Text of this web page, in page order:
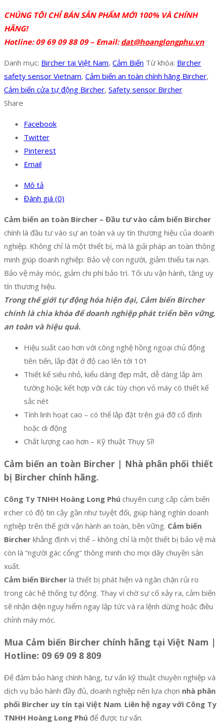
CHÚNG TÔI CHỈ BÁN SẢN PHẨM MỚI 100% VÀ CHÍNH
HÃNG!
Hotline: 09 69 09 88 09 – Email:dat@hoanglongphu.vn
Danh mục: Bircher tại Việt Nam, Cảm Biến Từ khóa: Bircher
safety sensor Vietnam, Cảm biến an toàn chính hãng Bircher,
Cảm biến cửa tự động Bircher, Safety sensor Bircher
Share
Facebook
Twitter
Pinterest
Email
Mô tả
Đánh giá (0)
Cảm biến an toàn Bircher – Đầu tư vào cảm biến Bircher
chính là đầu tư vào sự an toàn và uy tín thương hiệu của doanh
nghiệp. Không chỉ là một thiết bị, mà là giải pháp an toàn thông
minh giúp doanh nghiệp: Bảo vệ con người, giảm thiểu tai nạn.
Bảo vệ máy móc, giảm chi phí bảo trì. Tối ưu vận hành, tăng uy
tín thương hiệu.
Trong thế giới tự động hóa hiện đại, Cảm biến Bircher
chính là chìa khóa để doanh nghiệp phát triển bền vững,
an toàn và hiệu quả.
Hiệu suất cao hơn với công nghệ hồng ngoại chủ động
tiên tiến, lắp đặt ở độ cao lên tới 10′!
Thiết kế siêu nhỏ, kiểu dáng đẹp mắt, dễ dàng lắp âm
tường hoặc kết hợp với các tùy chọn vỏ máy có thiết kế
sắc nét
Tính linh hoạt cao – có thể lắp đặt trên giá đỡ cố định
hoặc di động
Chất lượng cao hơn – Kỹ thuật Thụy Sĩ!
Cảm biến an toàn Bircher | Nhà phân phối thiết
bị Bircher chính hãng.
Công Ty TNHH Hoàng Long Phú chuyên cung cấp cảm biến
ircher có độ tin cậy gần như tuyệt đối, giúp hàng nghìn doanh
nghiệp trên thế giới vận hành an toàn, bền vững. Cảm biến
Bircher khẳng định vị thế – không chỉ là một thiết bị bảo vệ mà
còn là “người gác cổng” thông minh cho mọi dây chuyền sản
xuất.
Cảm biến Bircher là thiết bị phát hiện và ngăn chặn rủi ro
trong các hệ thống tự động. Thay vì chờ sự cố xảy ra, cảm biến
sẽ nhận diện nguy hiểm ngay lập tức và ra lệnh dừng hoặc điều
chỉnh máy móc.
Mua Cảm biến Bircher chính hãng tại Việt Nam |
Hotline: 09 69 09 8 809
Để đảm bảo hàng chính hãng, tư vấn kỹ thuật chuyên nghiệp và
dịch vụ bảo hành đầy đủ, doanh nghiệp nên lựa chọn nhà phân
phối Bircher uy tín tại Việt Nam. Liên hệ ngay với Công Ty
TNHH Hoàng Long Phú để được tư vấn.